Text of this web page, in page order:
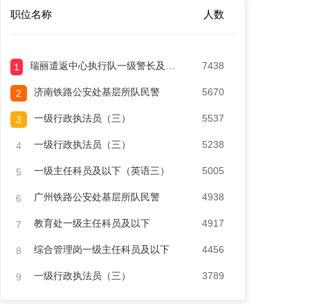
职位名称 人数
1 7438
2 济南铁路公安处基层所队民警 5670
3 一级行政执法员（三） 5537
4 一级行政执法员（三） 5238
5 一级主任科员及以下（英语三） 5005
6 广州铁路公安处基层所队民警 4938
7 教育处一级主任科员及以下 4917
8 综合管理岗一级主任科员及以下 4456
9 一级行政执法员（三） 3789